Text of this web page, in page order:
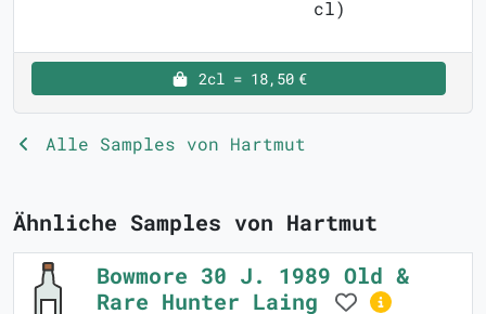
cl)
2cl = 18,50 €
Alle Samples von Hartmut
Ähnliche Samples von Hartmut
Bowmore 30 J. 1989 Old &
Rare Hunter Laing